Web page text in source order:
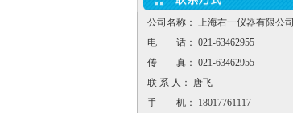
公司名称： 上海右一仪器有限公司
电 话： 021-63462955
传 真： 021-63462955
联 系 人： 唐飞
手 机： 18017761117